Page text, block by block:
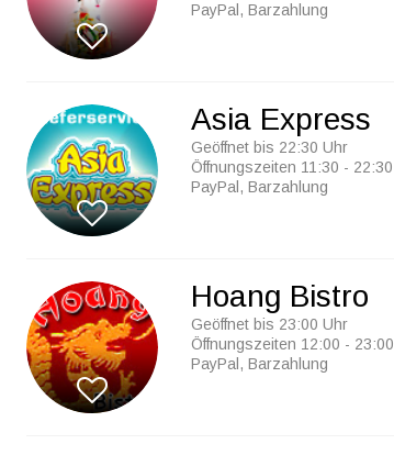
PayPal, Barzahlung
Asia Express
Geöffnet bis 22:30 Uhr
Öffnungszeiten 11:30 - 22:30
PayPal, Barzahlung
Hoang Bistro
Geöffnet bis 23:00 Uhr
Öffnungszeiten 12:00 - 23:00
PayPal, Barzahlung